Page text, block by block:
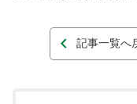
記事一覧へ